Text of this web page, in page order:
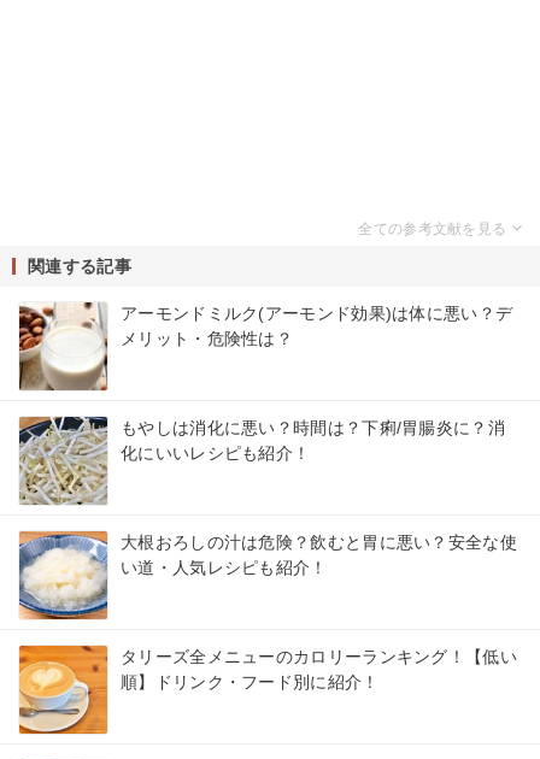
関連する記事
アーモンドミルク(アーモンド効果)は体に悪い？デ
メリット・危険性は？
もやしは消化に悪い？時間は？下痢/胃腸炎に？消
化にいいレシピも紹介！
大根おろしの汁は危険？飲むと胃に悪い？安全な使
い道・人気レシピも紹介！
タリーズ全メニューのカロリーランキング！【低い
順】ドリンク・フード別に紹介！